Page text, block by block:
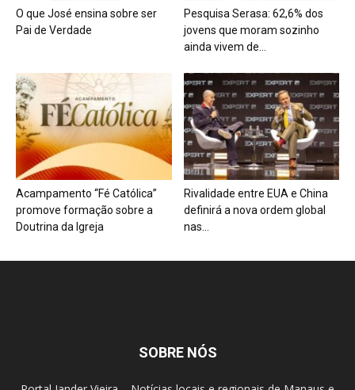
O que José ensina sobre ser
Pai de Verdade
Pesquisa Serasa: 62,6% dos
jovens que moram sozinho
ainda vivem de...
Acampamento “Fé Católica”
promove formação sobre a
Doutrina da Igreja
Rivalidade entre EUA e China
definirá a nova ordem global
nas...
SOBRE NÓS